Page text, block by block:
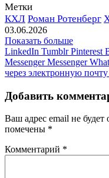
Метки
КХЛ Роман Ротенберг
03.06.2026
Показать больше
LinkedIn Tumblr Pinterest
Messenger Messenger
через электронную почту
Добавить
Ваш адрес email не будет
помечены *
Комментарий *